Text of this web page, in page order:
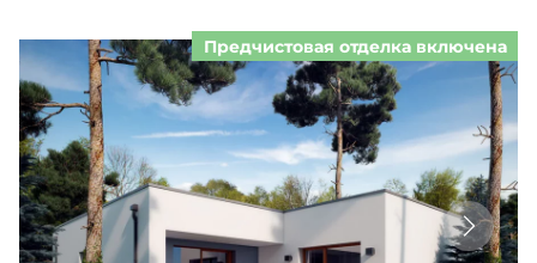
Предчистовая отделка включена